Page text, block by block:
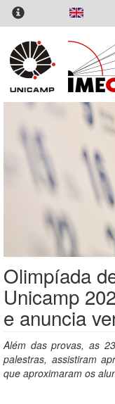
Pular
para
conteúdo
principal
Olimpíada
Unicamp
e anuncia
Além das provas, as
palestras, assistiram
que aproximaram os